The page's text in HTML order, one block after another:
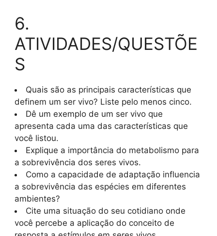
6.
ATIVIDADES/QUESTÕE
S
Quais são as principais características que
definem um ser vivo? Liste pelo menos cinco.
Dê um exemplo de um ser vivo que
apresenta cada uma das características que
você listou.
Explique a importância do metabolismo para
a sobrevivência dos seres vivos.
Como a capacidade de adaptação influencia
a sobrevivência das espécies em diferentes
ambientes?
Cite uma situação do seu cotidiano onde
você percebe a aplicação do conceito de